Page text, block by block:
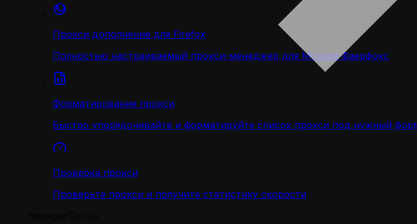
Прокси дополнение для Firefox
Полностью настраиваемый прокси-менеджер для Мозила Фаерфокс
Форматирование прокси
Быстро упорядочивайте и форматируйте список прокси под нужный
Проверка прокси
Проверьте прокси и получите статистику скорости